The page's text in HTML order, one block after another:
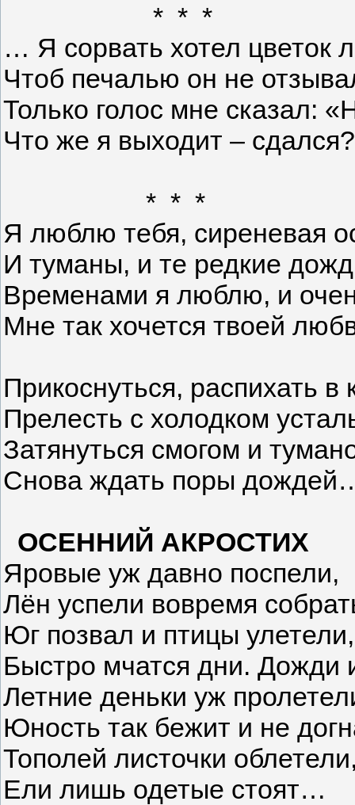
* * *
… Я сорвать хотел цветок
Чтоб печалью он не
Только голос мне сказал:
Что же я выходит – сдался?
* * *
Я люблю тебя, сиреневая
И туманы, и те редкие
Временами я люблю, и
Мне так хочется твоей
Прикоснуться, распихать
Прелесть с холодком
Затянуться смогом и
Снова ждать поры
ОСЕННИЙ АКРОСТИХ
Яровые уж давно поспели,
Лён успели вовремя
Юг позвал и птицы улетели,
Быстро мчатся дни. Дожди
Летние деньки уж
Юность так бежит и не
Тополей листочки
Ели лишь одетые